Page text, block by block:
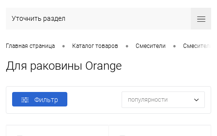
Уточнить раздел
Главная страница • Каталог товаров • Смесители • Смесители
Для раковины Orange
Фильтр популярности